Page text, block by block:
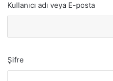
Kullanıcı adı veya E-posta
Şifre